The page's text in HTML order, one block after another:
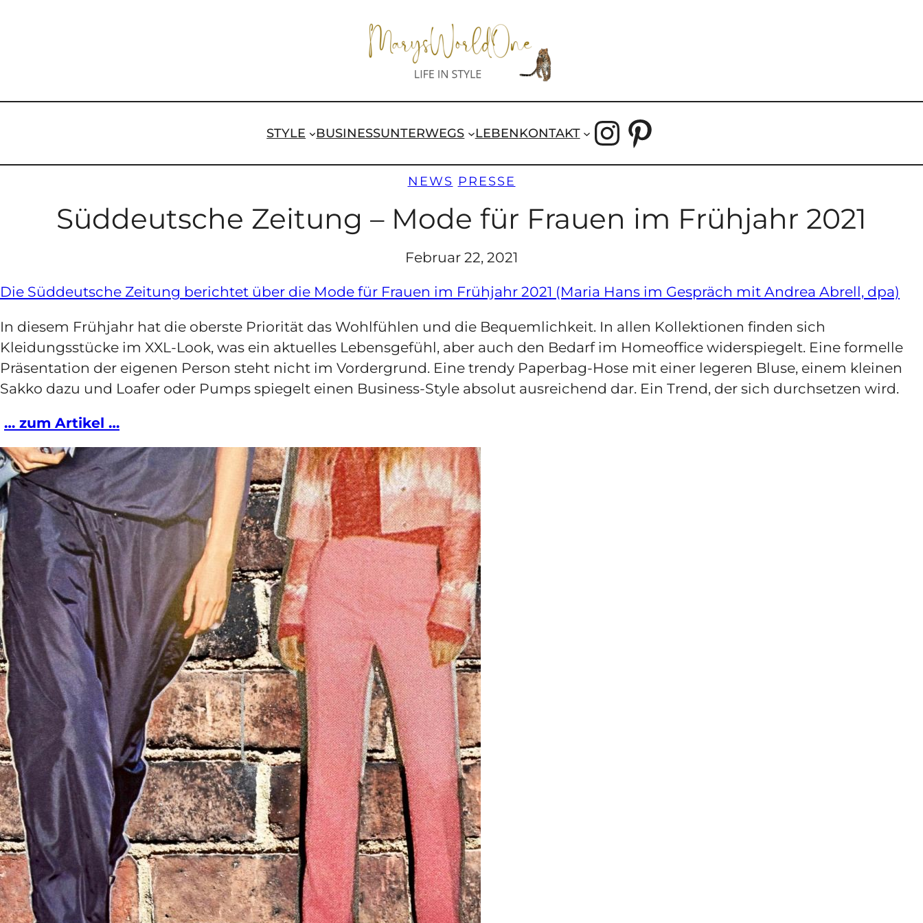
STYLE BUSINESSUNTERWEGS LEBENKONTAKT INSTAGRAM
PINTEREST
NEWS PRESSE
Süddeutsche Zeitung – Mode für Frauen im Frühjahr 2021
Februar 22, 2021
Die Süddeutsche Zeitung berichtet über die Mode für Frauen im Frühjahr 2021 (Maria Hans im Gespräch mit Andrea Abrell, dpa)
In diesem Frühjahr hat die oberste Priorität das Wohlfühlen und die Bequemlichkeit. In allen Kollektionen finden sich
Kleidungsstücke im XXL-Look, was ein aktuelles Lebensgefühl, aber auch den Bedarf im Homeoffice widerspiegelt. Eine formelle
Präsentation der eigenen Person steht nicht im Vordergrund. Eine trendy Paperbag-Hose mit einer legeren Bluse, einem kleinen
Sakko dazu und Loafer oder Pumps spiegelt einen Business-Style absolut ausreichend dar. Ein Trend, der sich durchsetzen wird.
… zum Artikel …